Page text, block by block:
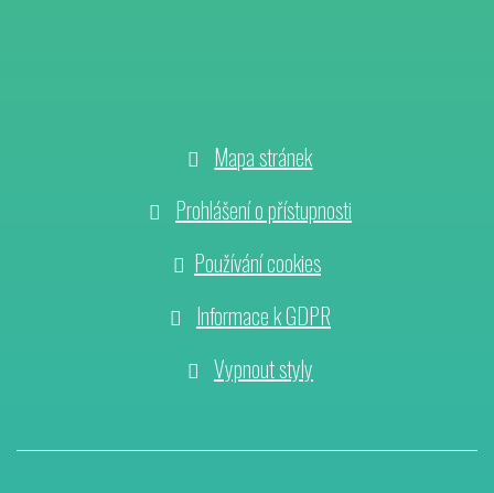
Mapa stránek
Prohlášení o přístupnosti
Používání cookies
Informace k GDPR
Vypnout styly